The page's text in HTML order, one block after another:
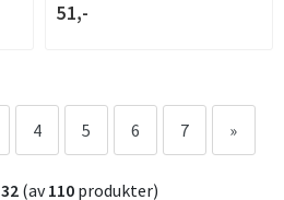
51,-
4 5 6 7 »
32 (av110 produkter)